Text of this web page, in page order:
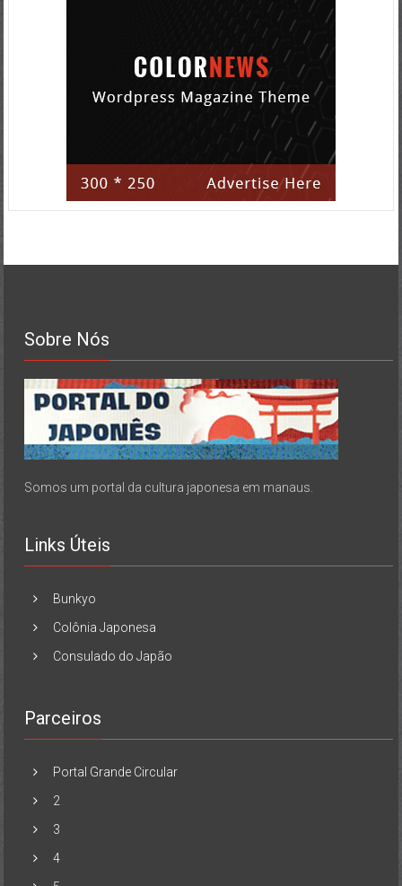
Sobre Nós
Somos um portal da cultura japonesa em manaus.
Links Úteis
Bunkyo
Colônia Japonesa
Consulado do Japão
Parceiros
Portal Grande Circular
2
3
4